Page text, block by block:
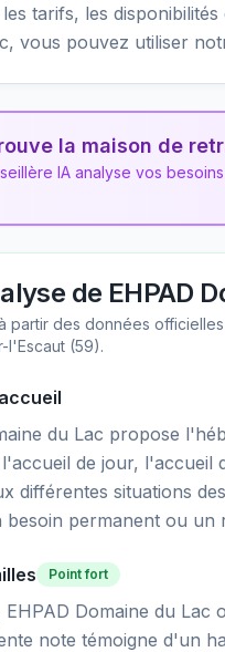
tarifs, les
vous pouvez utiliser
la maison de
IA analyse vos
de EHPAD
partir des données
l'Escaut (59).
du Lac propose
de jour, l'accueil
différentes situations
permanent ou un
Point fort
EHPAD Domaine du Lac
note témoigne d'un